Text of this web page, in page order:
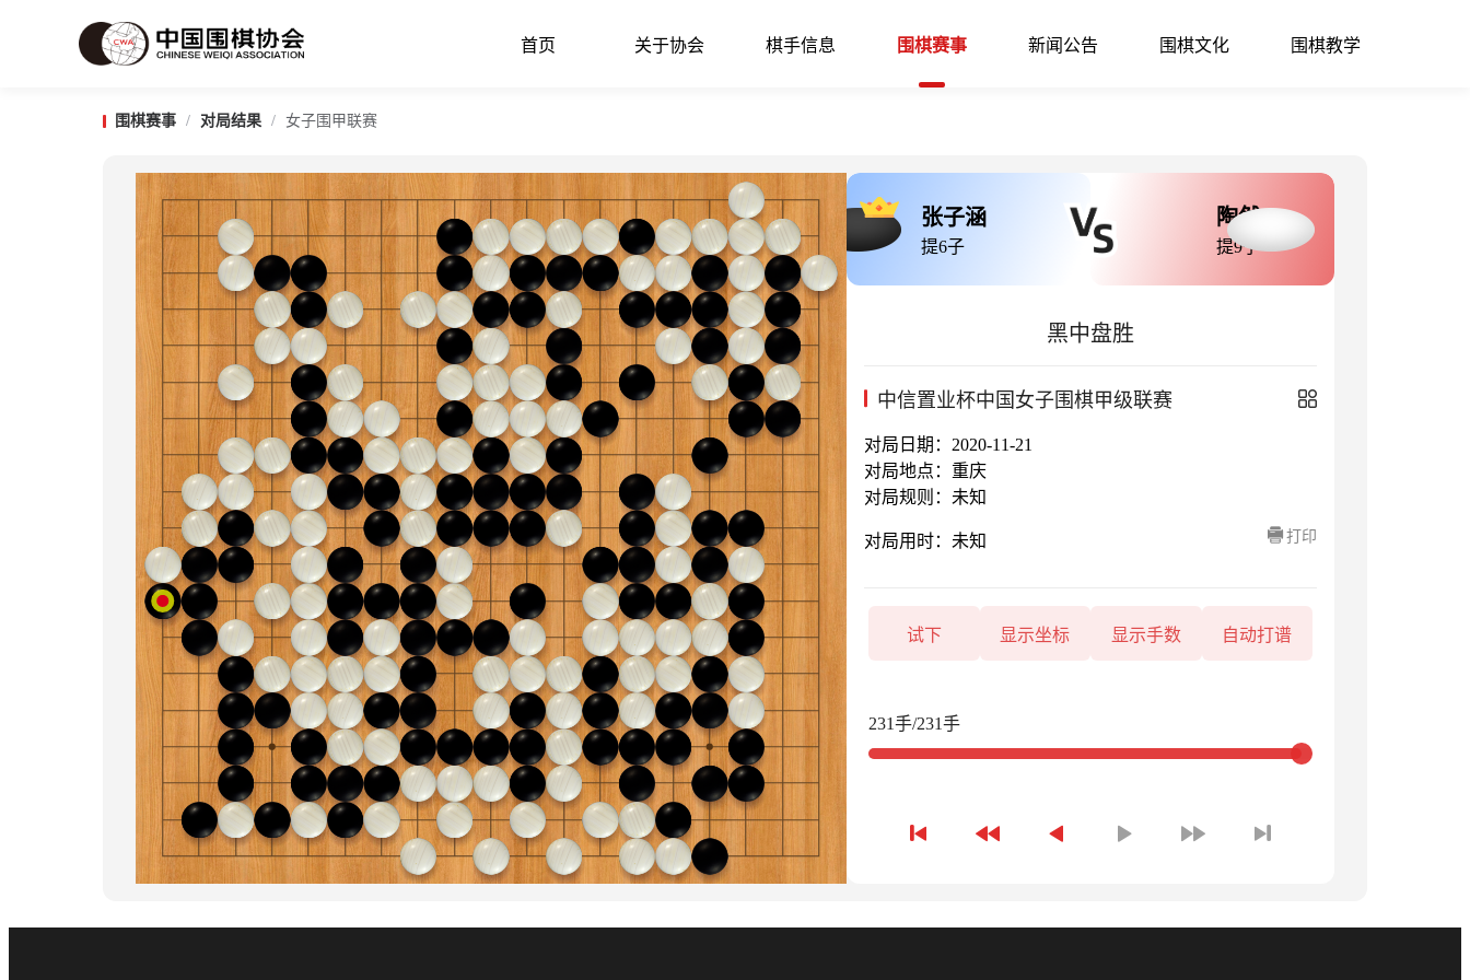
首页 关于协会 棋手信息 围棋赛事 新闻公告 围棋文化 围棋教学
围棋赛事 / 对局结果 / 女子围甲联赛
张子涵
提6子
陶然
提9子
黑中盘胜
中信置业杯中国女子围棋甲级联赛
对局日期：2020-11-21
对局地点：重庆
对局规则：未知
对局用时：未知 打印
试下 显示坐标 显示手数 自动打谱
231手/231手